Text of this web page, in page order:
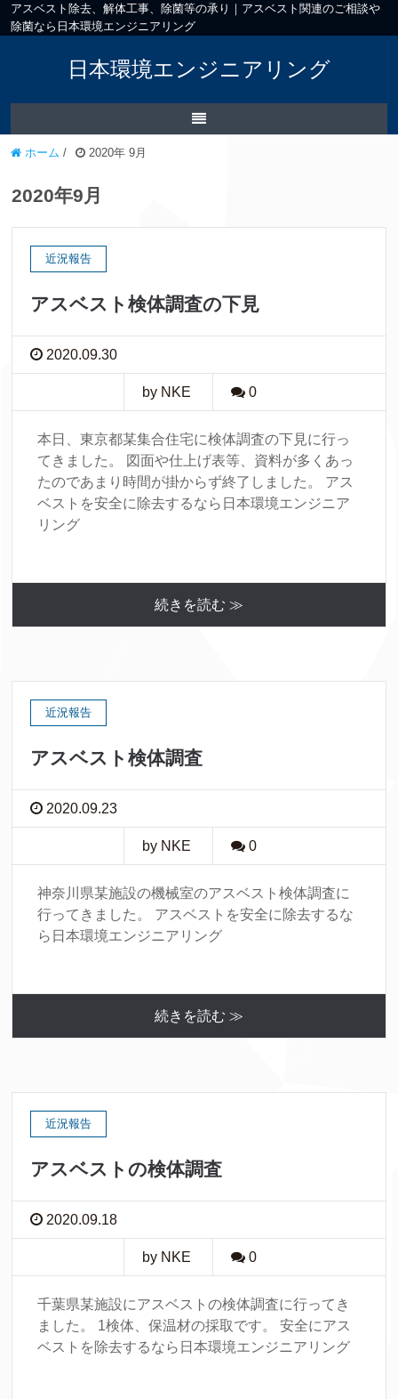
アスベスト除去、解体工事、除菌等の承り｜アスベスト関連のご相談や
除菌なら日本環境エンジニアリング
日本環境エンジニアリング
ホーム / 2020年 9月
2020年9月
近況報告
アスベスト検体調査の下見
2020.09.30
by NKE 0
本日、東京都某集合住宅に検体調査の下見に行っ
てきました。 図面や仕上げ表等、資料が多くあっ
たのであまり時間が掛からず終了しました。 アス
ベストを安全に除去するなら日本環境エンジニア
リング
続きを読む ≫
近況報告
アスベスト検体調査
2020.09.23
by NKE 0
神奈川県某施設の機械室のアスベスト検体調査に
行ってきました。 アスベストを安全に除去するな
ら日本環境エンジニアリング
続きを読む ≫
近況報告
アスベストの検体調査
2020.09.18
by NKE 0
千葉県某施設にアスベストの検体調査に行ってき
ました。 1検体、保温材の採取です。 安全にアス
ベストを除去するなら日本環境エンジニアリング